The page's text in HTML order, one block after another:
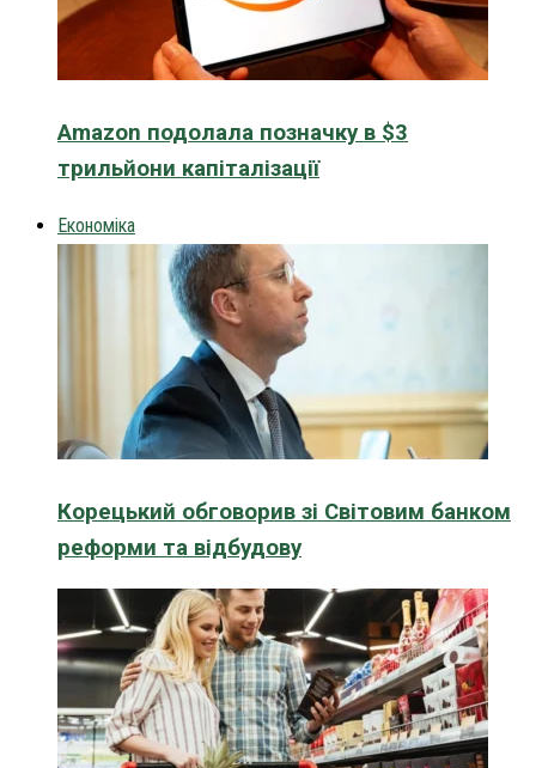
Amazon подолала позначку в $3
трильйони капіталізації
Економіка
Корецький обговорив зі Світовим банком
реформи та відбудову